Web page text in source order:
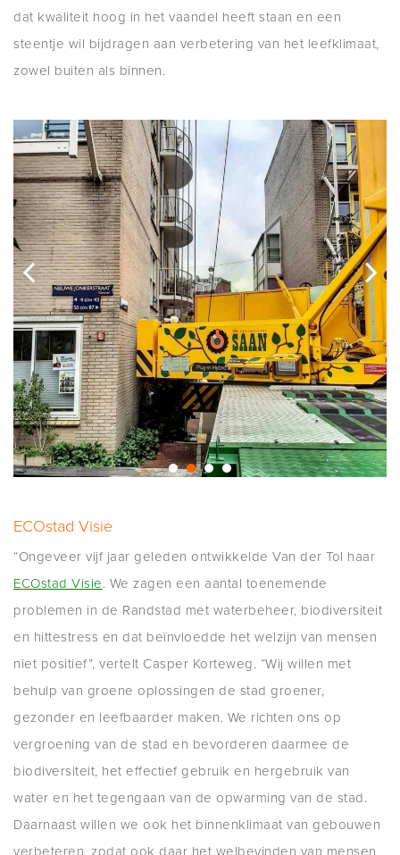
dat kwaliteit hoog in het vaandel heeft staan en een
steentje wil bijdragen aan verbetering van het leefklimaat,
zowel buiten als binnen.
ECOstad Visie
“Ongeveer vijf jaar geleden ontwikkelde Van der Tol haar
ECOstad Visie. We zagen een aantal toenemende
problemen in de Randstad met waterbeheer, biodiversiteit
en hittestress en dat beïnvloedde het welzijn van mensen
niet positief”, vertelt Casper Korteweg. “Wij willen met
behulp van groene oplossingen de stad groener,
gezonder en leefbaarder maken. We richten ons op
vergroening van de stad en bevorderen daarmee de
biodiversiteit, het effectief gebruik en hergebruik van
water en het tegengaan van de opwarming van de stad.
Daarnaast willen we ook het binnenklimaat van gebouwen
verbeteren, zodat ook daar het welbevinden van mensen